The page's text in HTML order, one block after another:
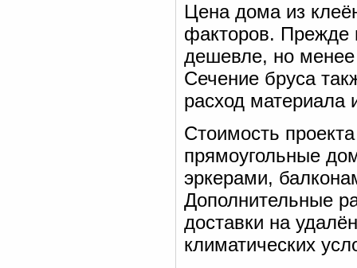
Цена дома из
факторов. Прежде
дешевле, но менее
Сечение бруса
расход материала
Стоимость
прямоугольные
эркерами,
Дополнительные
доставки на
климатических